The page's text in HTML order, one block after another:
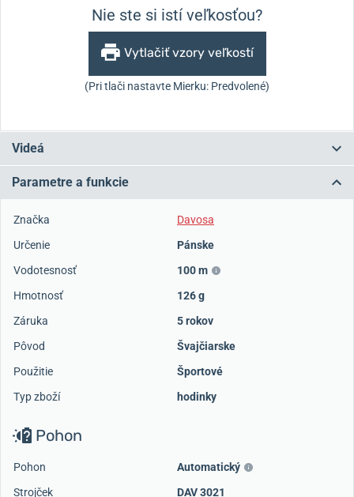
Nie ste si istí veľkosťou?
Vytlačiť vzory veľkostí
(Pri tlači nastavte Mierku: Predvolené)
Videá
Parametre a funkcie
Značka
Davosa
Určenie
Pánske
Vodotesnosť
100 m
Hmotnosť
126 g
Záruka
5 rokov
Pôvod
Švajčiarske
Použitie
Športové
Typ zboží
hodinky
Pohon
Pohon
Automatický
Strojček
DAV 3021